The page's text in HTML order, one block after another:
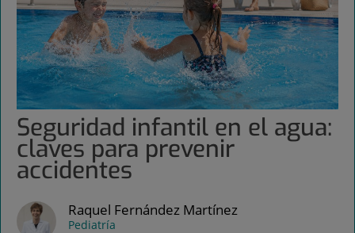
Seguridad infantil en el agua:
claves para prevenir
accidentes
Raquel Fernández Martínez
Pediatría